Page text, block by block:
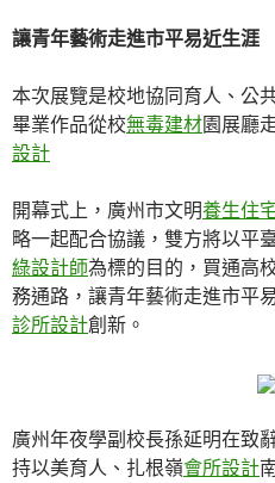
讓青年藝術走進市平易近生涯
本次展覽是校地協同育人、公
畢業作品從校無毒建材園展廳
設計
開幕式上，廣州市文明養生住
略一起配合協議，雙方將以平
綠設計師為標的目的，買通高
務通路，讓青年藝術走進市平
診所設計創新。
廣州年夜學副校長孫延明在致
持以美育人、扎根嶺會所設計